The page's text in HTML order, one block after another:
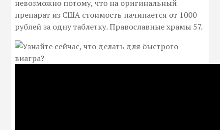
невозможно потому, что на оригинальный
препарат из США стоимость начинается от 1000
рублей за одну таблетку. Православные храмы 57.